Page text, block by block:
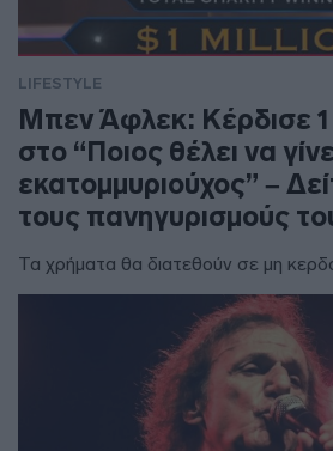
LIFESTYLE
Μπεν Άφλεκ: Κέρδισε 1
στο “Ποιος θέλει να
εκατομμυριούχος” –
τους πανηγυρισμούς
Τα χρήματα θα διατεθούν σε μη